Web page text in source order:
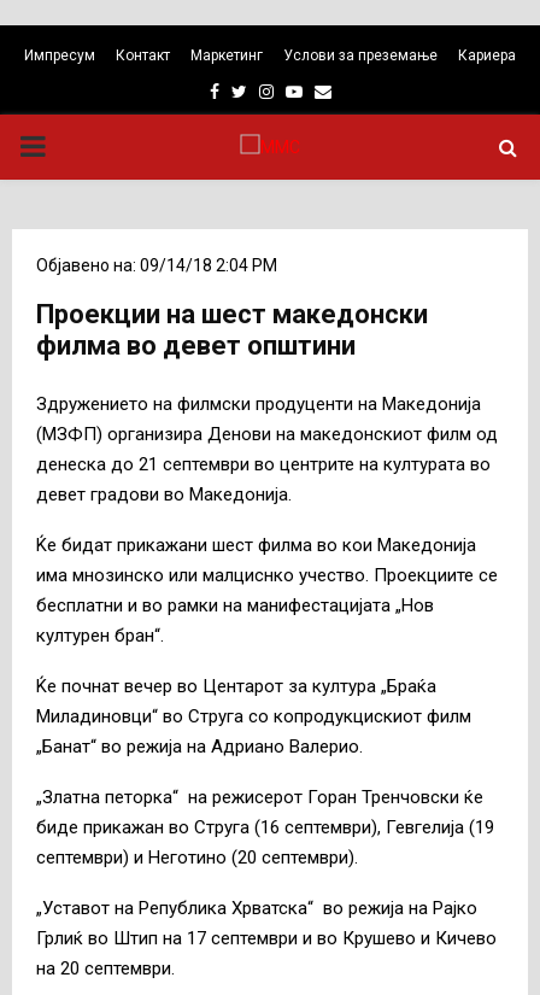
Импресум Контакт Маркетинг Услови за преземање Кариера
Facebook
TwitterInstagram
Youtube
Email
PRIMARY
Објавено на: 09/14/18 2:04 PM
Проекции на шест македонски
филма во девет општини
Здружението на филмски продуценти на Македонија
(МЗФП) организира Денови на македонскиот филм од
денеска до 21 септември во центрите на културата во
девет градови во Македонија.
Ќе бидат прикажани шест филма во кои Македонија
има мнозинско или малциснко учество. Проекциите се
бесплатни и во рамки на манифестацијата „Нов
културен бран“.
Ќе почнат вечер во Центарот за култура „Браќа
Миладиновци“ во Струга со копродукцискиот филм
„Банат“ во режија на Адриано Валерио.
„Златна петорка“ на режисерот Горан Тренчовски ќе
биде прикажан во Струга (16 септември), Гевгелија (19
септември) и Неготино (20 септември).
„Уставот на Република Хрватска“ во режија на Рајко
Грлиќ во Штип на 17 септември и во Крушево и Кичево
на 20 септември.